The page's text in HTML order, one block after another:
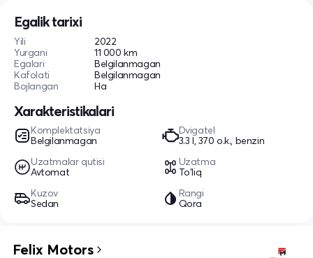
Egalik tarixi
Yili
2022
Yurgani
11 000 km
Egalari
Belgilanmagan
Kafolati
Belgilanmagan
Bojlangan
Ha
Xarakteristikalari
Komplektatsiya
Belgilanmagan
Dvigatel
3.3 l, 370 o.k., benzin
Uzatmalar qutisi
Avtomat
Uzatma
To'liq
Kuzov
Sedan
Rangi
Qora
Felix Motors